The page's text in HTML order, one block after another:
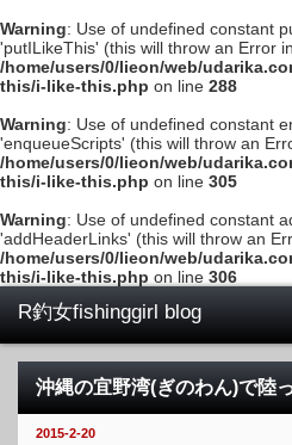
Warning: Use of undefined constant
'putILikeThis' (this will throw an Error
/home/users/0/lieon/web/
this/i-like-this.php on line 288
Warning: Use of undefined constant
'enqueueScripts' (this will throw an
/home/users/0/lieon/web/
this/i-like-this.php on line 305
Warning: Use of undefined constant
'addHeaderLinks' (this will throw an
/home/users/0/lieon/web/
this/i-like-this.php on line 306
沖縄の宜野湾(ぎのわん)で陸
2015-2-20